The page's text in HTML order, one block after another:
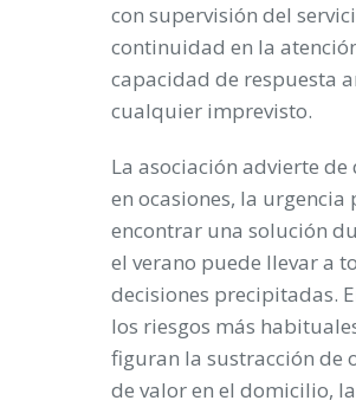
con supervisión del
continuidad en la
capacidad de respuesta
cualquier imprevisto.
La asociación advierte de
en ocasiones, la urgencia
encontrar una solución
el verano puede llevar a
decisiones precipitadas.
los riesgos más
figuran la sustracción de
de valor en el domicilio, la